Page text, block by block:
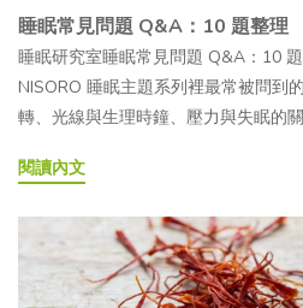
外」保養概念的消費者逐漸增加，選
也更重視成分標示是否清楚，以及是
因曾被應用於再生醫學相關研究，因
度與研究依據的期待。— 👉醫美概念
消費者更加重視日常居家保養，也帶
中的成分概念，逐漸延伸至保養品與
勢下，具有再生醫學研究背景的
分之一。 PDRN 喝的、吃的適合哪些
PDRN 保健食品，主要鎖定重視日常
4大優勢看這邊！麗珠蘭從韓國受到關
題逐漸進入臺灣市場。除了韓流與名
訴求及市場討論度，也讓麗珠蘭成為
一。其受到關注的特色可整理為以下
性，以及在皮膚與組織相關領域的應
由醫師依個人狀況評估，不能僅依網
高麗珠蘭的主要成分 PN 取自鮭魚
注射產品。部分研究與產品資料會提
Peptides，又稱水解膠原蛋白）」，
水解後，形成的短鏈胺基酸序列。這
胺基酸組成，分子量多介於 500～
低於未經水解、分子量可達數十萬道
的三股螺旋大分子蛋白質，分子量較
拆解成胺基酸或較短的胜肽。相較之
成較短的胜肽鏈，可透過小腸上皮細
以胜肽形式進入血液循環，因此在吸
睡眠常見問題 Q&A：10 題整理
睡眠研究室睡眠常見問題 Q&A：10
NISORO 睡眠主題系列裡最常被問到
轉、光線與生理時鐘、壓力與失眠的
回頭閱讀系列裡對應的完整文章。以
嗎？睡眠不是效率可以被優化的資產
間：深睡負責身體修復與生長激素分
消化，免疫系統也在這段時間重新校
閱讀內文